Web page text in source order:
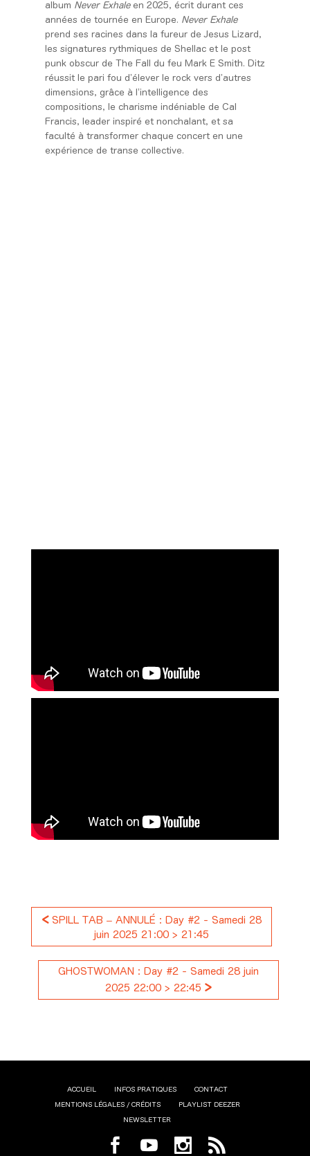
album Never Exhaleen 2025, écrit durant ces
années de tournée en Europe. Never Exhale
prend ses racines dans la fureur de Jesus Lizard,
les signatures rythmiques de Shellac et le post
punk obscur de The Fall du feu Mark E Smith. Ditz
réussit le pari fou d’élever le rock vers d’autres
dimensions, grâce à l’intelligence des
compositions, le charisme indéniable de Cal
Francis, leader inspiré et nonchalant, et sa
faculté à transformer chaque concert en une
expérience de transe collective.
<SPILL TAB – ANNULÉ : Day #2 - Samedi 28
juin 2025 21:00 > 21:45
GHOSTWOMAN : Day #2 - Samedi 28 juin
2025 22:00 > 22:45 >
ACCUEIL INFOS PRATIQUES CONTACT
MENTIONS LÉGALES / CRÉDITS PLAYLIST DEEZER
NEWSLETTER